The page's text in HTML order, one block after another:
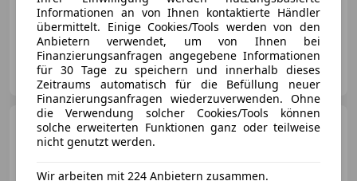
04/1990 18 000 km Benzin 272 kW (370 PS)
Böhm carXperience GmbH
AT-4911 Tumeltsham
Porsche CayenneII 3,0
Diesel Aut.
Informationen an von Ihnen kontaktierte Händler
übermittelt. Einige Cookies/Tools werden von den
Anbietern verwendet, um von Ihnen bei
Finanzierungsanfragen angegebene Informationen
für 30 Tage zu speichern und innerhalb dieses
Zeitraums automatisch für die Befüllung neuer
Finanzierungsanfragen wiederzuverwenden. Ohne
die Verwendung solcher Cookies/Tools können
solche erweiterten Funktionen ganz oder teilweise
nicht genutzt werden.
Wir arbeiten mit 224 Anbietern zusammen.